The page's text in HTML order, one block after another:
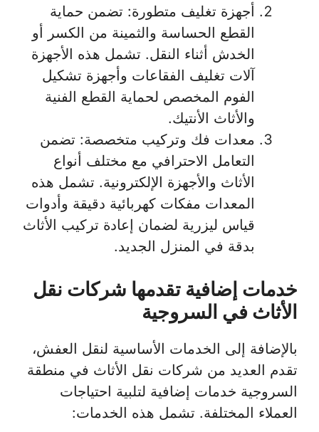
أجهزة تغليف متطورة: تضمن حماية
القطع الحساسة والثمينة من الكسر أو
الخدش أثناء النقل. تشمل هذه الأجهزة
آلات تغليف الفقاعات وأجهزة تشكيل
الفوم المخصص لحماية القطع الفنية
والأثاث الأنتيك.
معدات فك وتركيب متخصصة: تضمن
التعامل الاحترافي مع مختلف أنواع
الأثاث والأجهزة الإلكترونية. تشمل هذه
المعدات مفكات كهربائية دقيقة وأدوات
قياس ليزرية لضمان إعادة تركيب الأثاث
بدقة في المنزل الجديد.
خدمات إضافية تقدمها شركات نقل
الأثاث في السروجية
بالإضافة إلى الخدمات الأساسية لنقل العفش،
تقدم العديد من شركات نقل الأثاث في منطقة
السروجية خدمات إضافية لتلبية احتياجات
العملاء المختلفة. تشمل هذه الخدمات: